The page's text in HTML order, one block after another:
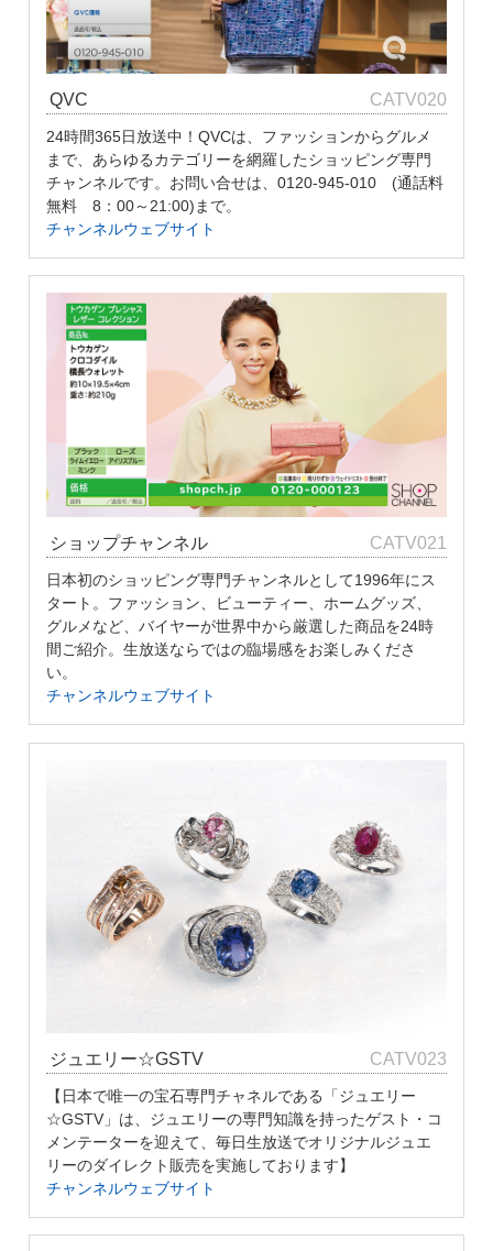
QVC CATV020
24時間365日放送中！QVCは、ファッションからグルメ
まで、あらゆるカテゴリーを網羅したショッピング専門
チャンネルです。お問い合せは、0120-945-010 (通話料
無料 8：00～21:00)まで。
チャンネルウェブサイト
ショップチャンネル CATV021
日本初のショッピング専門チャンネルとして1996年にス
タート。ファッション、ビューティー、ホームグッズ、
グルメなど、バイヤーが世界中から厳選した商品を24時
間ご紹介。生放送ならではの臨場感をお楽しみくださ
い。
チャンネルウェブサイト
ジュエリー☆GSTV CATV023
【日本で唯一の宝石専門チャネルである「ジュエリー
☆GSTV」は、ジュエリーの専門知識を持ったゲスト・コ
メンテーターを迎えて、毎日生放送でオリジナルジュエ
リーのダイレクト販売を実施しております】
チャンネルウェブサイト